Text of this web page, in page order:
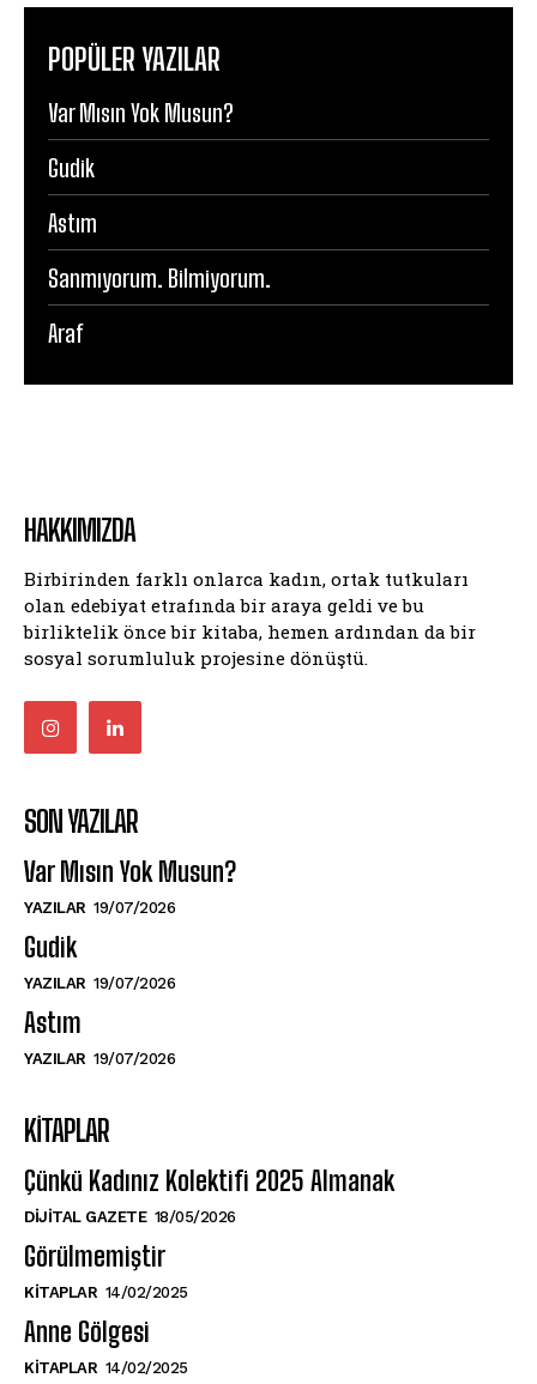
POPÜLER YAZILAR
Var Mısın Yok Musun?
Gudik
Astım
Sanmıyorum. Bilmiyorum.
Araf
HAKKIMIZDA
Birbirinden farklı onlarca kadın, ortak tutkuları
olan edebiyat etrafında bir araya geldi ve bu
birliktelik önce bir kitaba, hemen ardından da bir
sosyal sorumluluk projesine dönüştü.
SON YAZILAR
Var Mısın Yok Musun?
YAZILAR 19/07/2026
Gudik
YAZILAR 19/07/2026
Astım
YAZILAR 19/07/2026
KITAPLAR
Çünkü Kadınız Kolektifi 2025 Almanak
DIJITAL GAZETE 18/05/2026
Görülmemiştir
KITAPLAR 14/02/2025
Anne Gölgesi
KITAPLAR 14/02/2025